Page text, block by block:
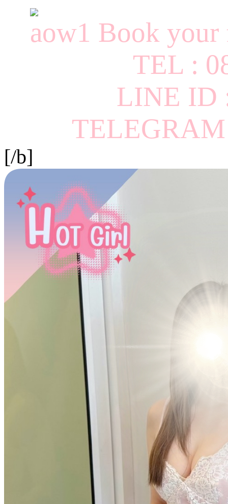
Book
TEL :
LINE ID
[/b]